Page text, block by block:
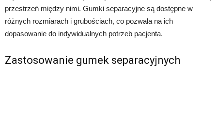
przestrzeń między nimi. Gumki separacyjne są dostępne w
różnych rozmiarach i grubościach, co pozwala na ich
dopasowanie do indywidualnych potrzeb pacjenta.
Zastosowanie gumek separacyjnych